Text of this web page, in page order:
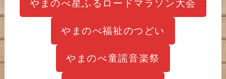
やまのべ星ふるロードマラソン大会
やまのべ福祉のつどい
やまのべ童謡音楽祭